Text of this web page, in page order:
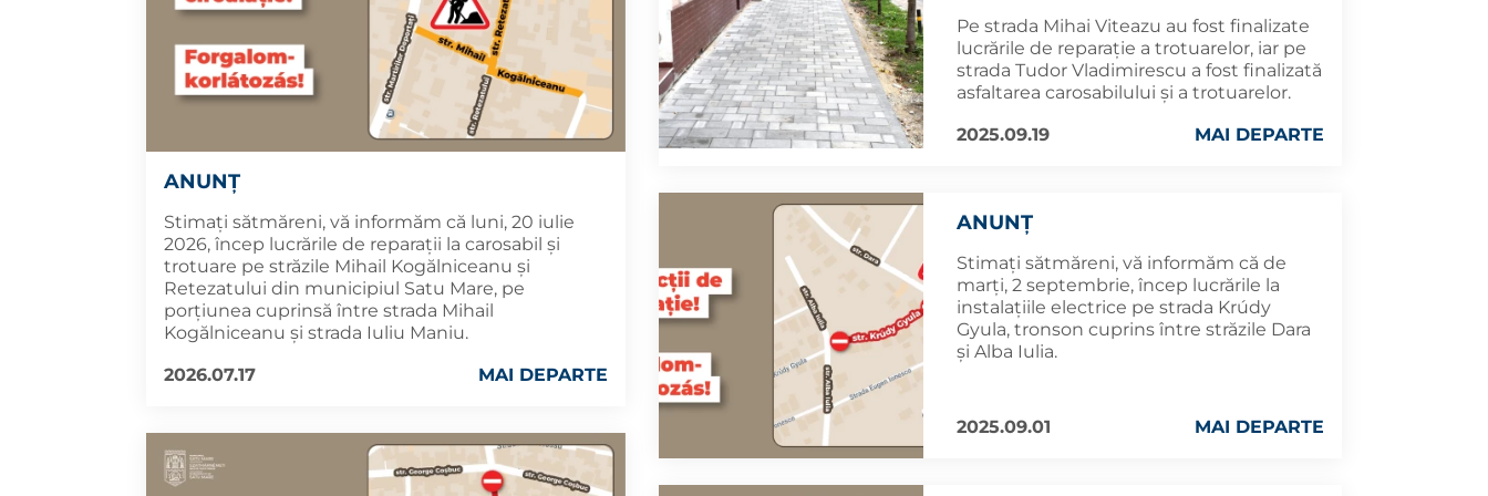
ANUNȚ
Stimați sătmăreni, vă informăm că luni, 20 iulie
2026, încep lucrările de reparații la carosabil și
trotuare pe străzile Mihail Kogălniceanu și
Retezatului din municipiul Satu Mare, pe
porțiunea cuprinsă între strada Mihail
Kogălniceanu și strada Iuliu Maniu.
2026.07.17
MAI DEPARTE
Pe strada Mihai Viteazu au fost finalizate
lucrările de reparație a trotuarelor, iar pe
strada Tudor Vladimirescu a fost finalizată
asfaltarea carosabilului și a trotuarelor.
2025.09.19
MAI DEPARTE
ANUNȚ
Stimați sătmăreni, vă informăm că de
marți, 2 septembrie, încep lucrările la
instalațiile electrice pe strada Krúdy
Gyula, tronson cuprins între străzile Dara
și Alba Iulia.
2025.09.01 MAI DEPARTE